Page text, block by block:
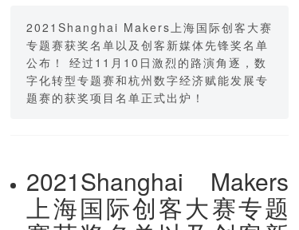
2021Shanghai Makers上海国际创客大赛
专题赛获奖名单以及创客新媒体先锋奖名单
公布！ 经过11月10日激烈的路演角逐，数
字化转型专题赛和杭州数字经济赋能发展专
题赛的获奖项目名单正式出炉！
2021Shanghai Makers
上海国际创客大赛专题